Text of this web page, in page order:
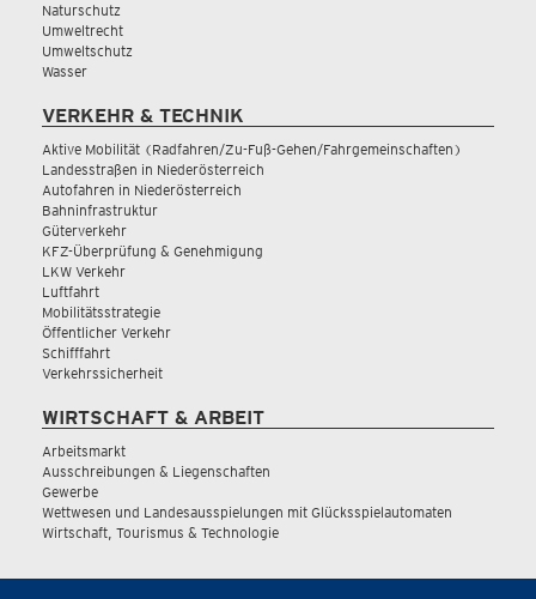
Naturschutz
Umweltrecht
Umweltschutz
Wasser
VERKEHR & TECHNIK
Aktive Mobilität (Radfahren/Zu-Fuß-Gehen/Fahrgemeinschaften)
Landesstraßen in Niederösterreich
Autofahren in Niederösterreich
Bahninfrastruktur
Güterverkehr
KFZ-Überprüfung & Genehmigung
LKW Verkehr
Luftfahrt
Mobilitätsstrategie
Öffentlicher Verkehr
Schifffahrt
Verkehrssicherheit
WIRTSCHAFT & ARBEIT
Arbeitsmarkt
Ausschreibungen & Liegenschaften
Gewerbe
Wettwesen und Landesausspielungen mit Glücksspielautomaten
Wirtschaft, Tourismus & Technologie